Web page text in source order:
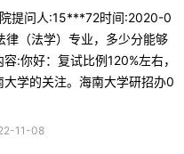
提问人:15***72时间:2020-0
（法学）专业，多少分能够
:你好：复试比例120%左右，
学的关注。海南大学研招办0
11-08